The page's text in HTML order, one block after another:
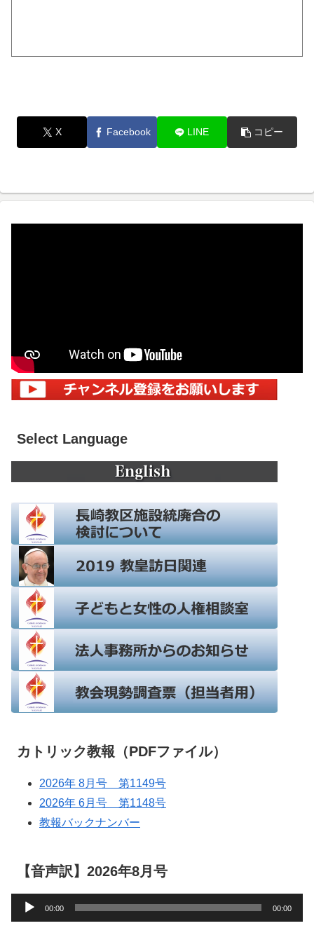
X Facebook LINE コピー
Select Language
カトリック教報（PDFファイル）
2026年 8月号 第1149号
2026年 6月号 第1148号
教報バックナンバー
【音声訳】2026年8月号
声
00:00 00:00